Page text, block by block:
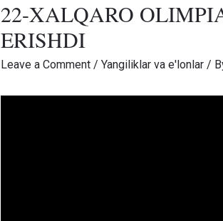
22-XALQARO
ERISHDI
Leave a Comment / Yangiliklar va e'lonlar/